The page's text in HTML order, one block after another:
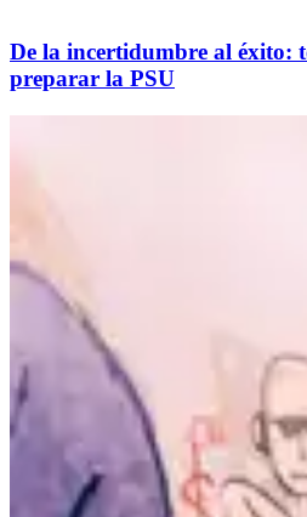
De la incertidumbre al éxito:
preparar la PSU